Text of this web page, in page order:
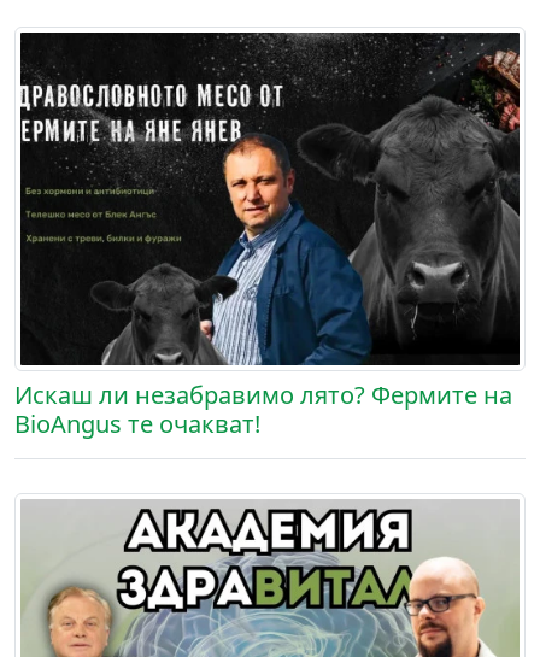
Искаш ли незабравимо лято? Фермите на
BioAngus те очакват!